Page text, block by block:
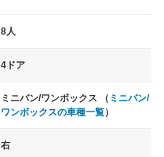
8人
4ドア
ミニバン/ワンボックス （ ミニバン/
ワンボックスの車種一覧）
右